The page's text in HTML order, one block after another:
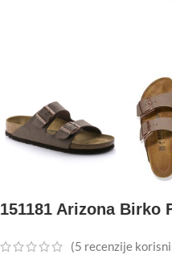
151181 Arizona Birko
(5 recenzije